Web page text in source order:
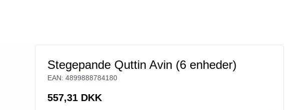
Stegepande Quttin Avin (6 enheder)
EAN: 4899888784180
557,31 DKK